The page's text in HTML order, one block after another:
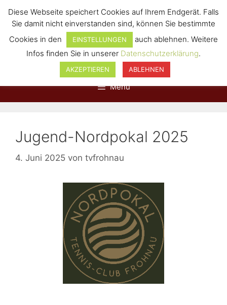
Menü
Jugend-Nordpokal 2025
4. Juni 2025 von tvfrohnau
Diese Webseite speichert Cookies auf Ihrem Endgerät. Falls
Sie damit nicht einverstanden sind, können Sie bestimmte
Cookies in den
EINSTELLUNGEN
auch ablehnen. Weitere
Infos finden Sie in unserer Datenschutzerklärung.
AKZEPTIEREN ABLEHNEN